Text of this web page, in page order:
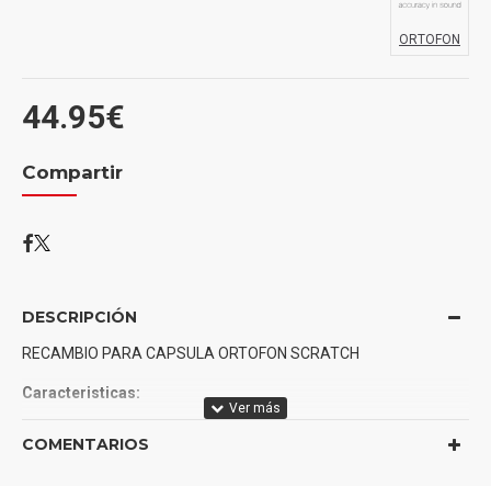
44.95€
ORTOFON
Compartir
DESCRIPCIÓN
RECAMBIO PARA CAPSULA ORTOFON SCRATCH
Caracteristicas:
• Channel balance at 1kHz: 1,5 dB
COMENTARIOS